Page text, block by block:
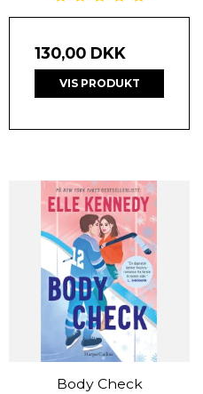
130,00 DKK
VIS PRODUKT
Body Check